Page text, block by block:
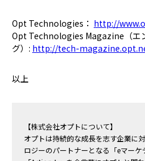
Opt Technologies： http://
Opt Technologies Magazine（エ
グ）: http://tech-
以上
【株式会社オプトについて】
オプトは持続的な成長を志す企業に
ロジーのパートナーとなる「eマーケ